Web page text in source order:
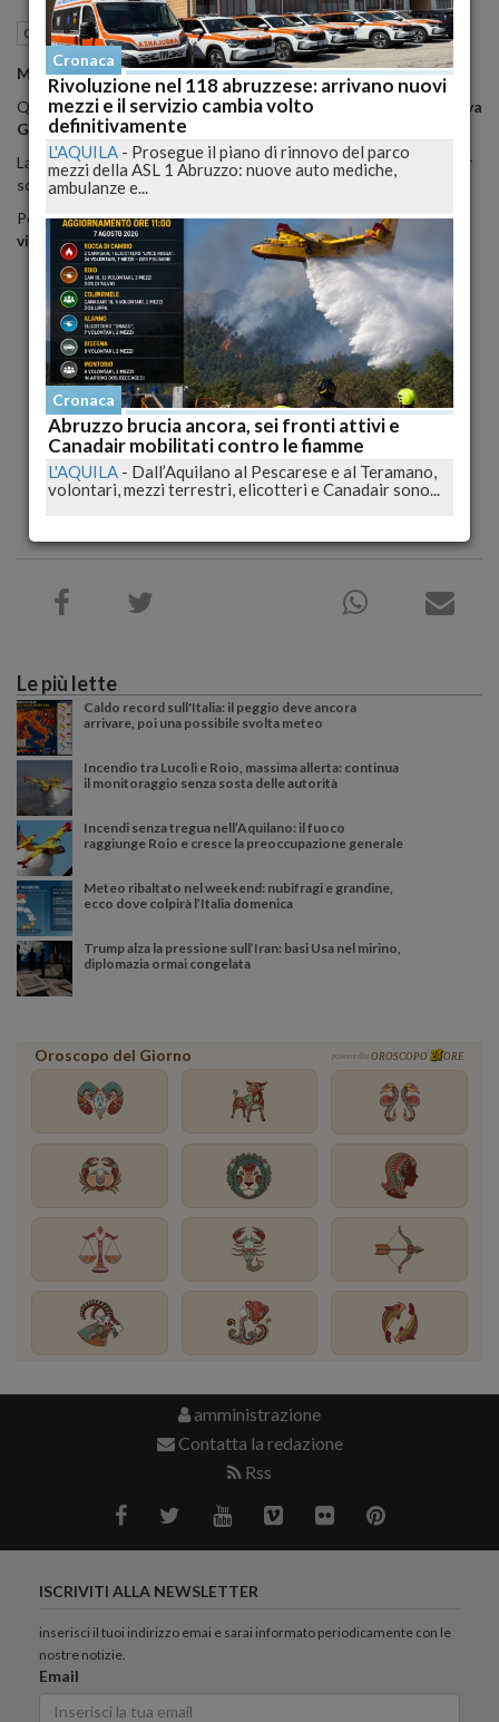
Cronaca nazionale 01 Agosto 2015 07:22
Miley Cyrustorna a far parlare di se.
Questa volta come testimonial di 'MAC cosmetics' per la linea '
Viva
Glam' e lo fa per una giusta causa.
La linea di cosmetici, infatti - si legge su Mtv.it - raccoglie fondi per
sostenere le persone affette da
in tutto il mondo.
Per l'occasione, l'eccentrica cantante sfoggia unlookmolto
vintagee torna ad una lunga chioma bionda.
Le più lette
Caldo record sull'Italia: il peggio deve ancora
arrivare, poi una possibile svolta meteo
Incendio tra Lucoli e Roio, massima allerta: continua
il monitoraggio senza sosta delle autorità
Incendi senza tregua nell’Aquilano: il fuoco
raggiunge Roio e cresce la preoccupazione generale
Meteo ribaltato nel weekend: nubifragi e grandine,
ecco dove colpirà l’Italia domenica
Trump alza la pressione sull’Iran: basi Usa nel mirino,
diplomazia ormai congelata
Oroscopo del Giorno powered by OROSCOPO ORE
amministrazione
Contatta la redazione
Rss
ISCRIVITI ALLA NEWSLETTER
inserisci il tuoi indirizzo emai e sarai informato periodicamente con le
nostre notizie.
Email
Cronaca
Rivoluzione nel 118 abruzzese: arrivano nuovi
mezzi e il servizio cambia volto
definitivamente
L'AQUILA - Prosegue il piano di rinnovo del parco
mezzi della ASL 1 Abruzzo: nuove auto mediche,
ambulanze e...
Cronaca
Abruzzo brucia ancora, sei fronti attivi e
Canadair mobilitati contro le fiamme
L'AQUILA - Dall’Aquilano al Pescarese e al Teramano,
volontari, mezzi terrestri, elicotteri e Canadair sono...